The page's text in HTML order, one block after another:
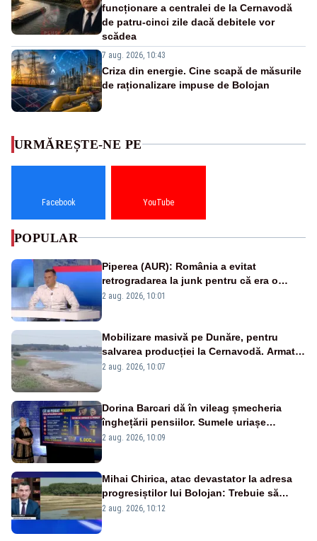
funcționare a centralei de la Cernavodă
de patru-cinci zile dacă debitele vor
scădea
7 aug. 2026, 10:43
Criza din energie. Cine scapă de măsurile
de raționalizare impuse de Bolojan
URMĂREȘTE-NE PE
Facebook YouTube
POPULAR
Piperea (AUR): România a evitat
retrogradarea la junk pentru că era o
catastrofă pentru bănci și fondurile de
2 aug. 2026, 10:01
Mobilizare masivă pe Dunăre, pentru
salvarea producției la Cernavodă. Armata
va detona o stâncă și va devia apa
2 aug. 2026, 10:07
Dorina Barcari dă în vileag șmecheria
înghețării pensiilor. Sumele uriașe
pierdute de fiecare român
2 aug. 2026, 10:09
Mihai Chirica, atac devastator la adresa
progresiștilor lui Bolojan: Trebuie să
protejăm și natura, dar nu șținem omaneii
2 aug. 2026, 10:12